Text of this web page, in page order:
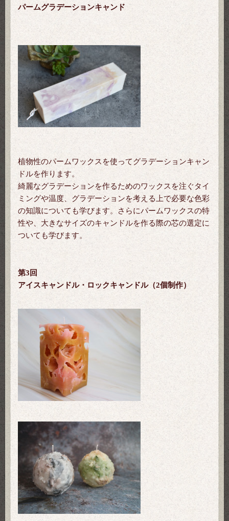
パームグラデーションキャンド
植物性のパームワックスを使ってグラデーションキャン
ドルを作ります。
綺麗なグラデーションを作るためのワックスを注ぐタイ
ミングや温度、グラデーションを考える上で必要な色彩
の知識についても学びます。さらにパームワックスの特
性や、大きなサイズのキャンドルを作る際の芯の選定に
ついても学びます。
第3回
アイスキャンドル・ロックキャンドル（2個制作）